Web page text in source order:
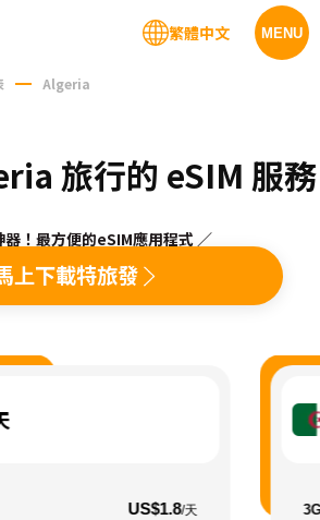
MENU
繁體中文
Algeria
旅行的 eSIM 服務
器！最方便的eSIM應用程式 ／
上下載特旅發
US$1.8/天